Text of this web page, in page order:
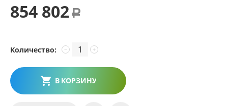
854 802 Р
Количество: +
−
В КОРЗИНУ